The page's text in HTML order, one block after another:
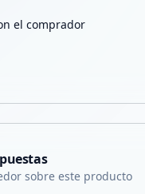
el comprador
sobre este producto